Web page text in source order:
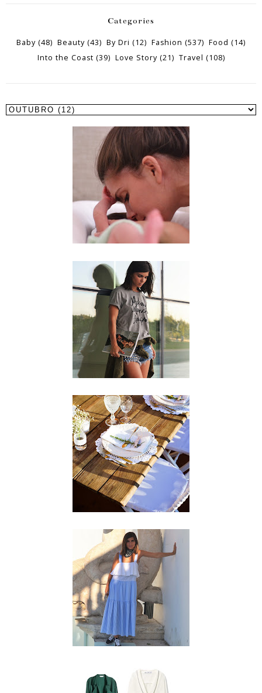
Categories
Baby (48) Beauty (43) By Dri (12) Fashion (537) Food (14)
Into the Coast (39) Love Story (21) Travel (108)